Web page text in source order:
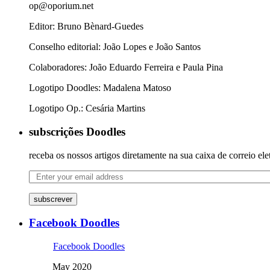
op@oporium.net
Editor: Bruno Bènard-Guedes
Conselho editorial: João Lopes e João Santos
Colaboradores: João Eduardo Ferreira e Paula Pina
Logotipo Doodles: Madalena Matoso
Logotipo Op.: Cesária Martins
subscrições Doodles
receba os nossos artigos diretamente na sua caixa de correio
subscrever
Facebook Doodles
Facebook Doodles
May 2020